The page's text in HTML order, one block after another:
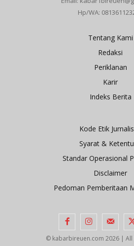
Hp/WA:
Tentang Kami
Redaksi
Periklanan
Karir
Indeks Berita
Kode Etik
Syarat &
Standar Operasional
Disclaimer
Pedoman Pemberitaan
© kabarbireuen.com 2026 | All